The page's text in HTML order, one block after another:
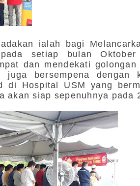
ialah bagi
setiap bulan Oktober
dan mendekati
bersempena dengan
di Hospital USM yang
akan siap sepenuhnya pada